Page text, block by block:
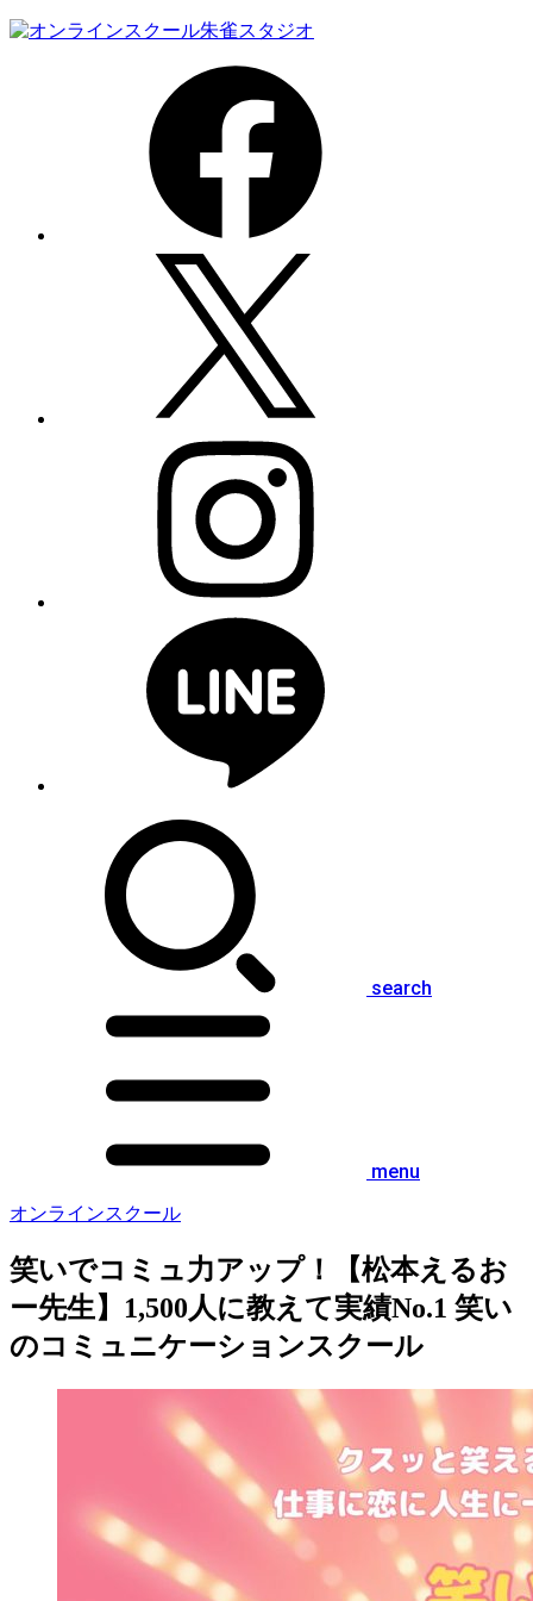
search
menu
オンラインスクール
笑いでコミュ力アップ！【松本えるお
ー先生】1,500人に教えて実績No.1 笑い
のコミュニケーションスクール